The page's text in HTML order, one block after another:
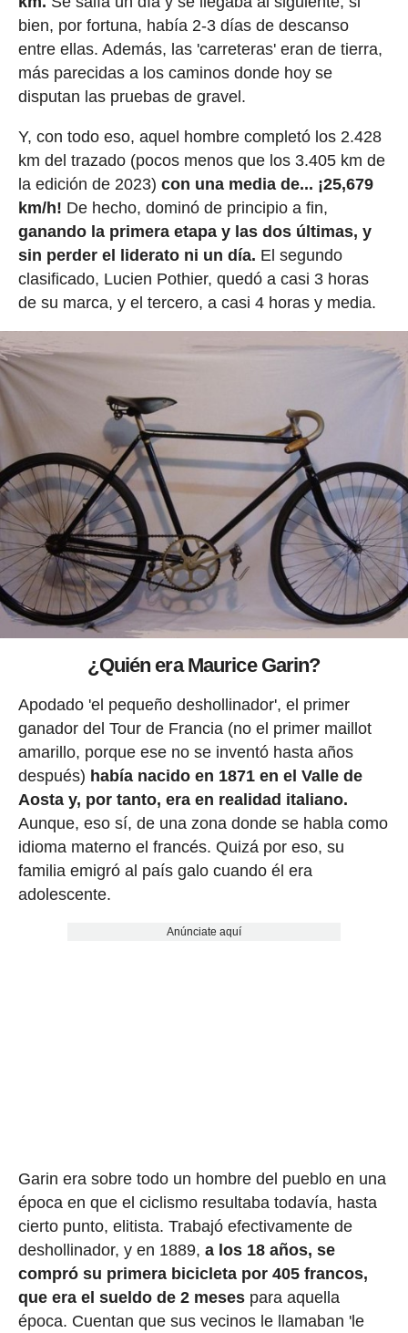
bien, por fortuna, había 2-3 días de descanso
entre ellas. Además, las 'carreteras' eran de tierra,
más parecidas a los caminos donde hoy se
disputan las pruebas de gravel.
Y, con todo eso, aquel hombre completó los 2.428
km del trazado (pocos menos que los 3.405 km de
la edición de 2023) con una media de... ¡25,679
km/h! De hecho, dominó de principio a fin,
ganando la primera etapa y las dos últimas, y
sin perder el liderato ni un día. El segundo
clasificado, Lucien Pothier, quedó a casi 3 horas
de su marca, y el tercero, a casi 4 horas y media.
¿Quién era Maurice Garin?
Apodado 'el pequeño deshollinador', el primer
ganador del Tour de Francia (no el primer maillot
amarillo, porque ese no se inventó hasta años
después) había nacido en 1871 en el Valle de
Aosta y, por tanto, era en realidad italiano.
Aunque, eso sí, de una zona donde se habla como
idioma materno el francés. Quizá por eso, su
familia emigró al país galo cuando él era
adolescente.
Anúnciate aquí
Garin era sobre todo un hombre del pueblo en una
época en que el ciclismo resultaba todavía, hasta
cierto punto, elitista. Trabajó efectivamente de
deshollinador, y en 1889, a los 18 años, se
compró su primera bicicleta por 405 francos,
que era el sueldo de 2 mesespara aquella
época. Cuentan que sus vecinos le llamaban 'le